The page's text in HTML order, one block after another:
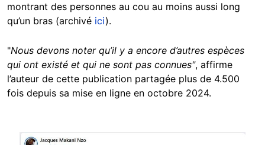
montrant des personnes au cou au moins aussi long
qu’un bras (archivé ici).
"Nous devons noter qu’il y a encore d’autres espèces
qui ont existé et qui ne sont pas connues", affirme
l’auteur de cette publication partagée plus de 4.500
fois depuis sa mise en ligne en octobre 2024.
Image